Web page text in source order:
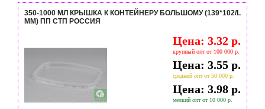
350-1000 МЛ КРЫШКА К КОНТЕЙНЕРУ БОЛЬШОМУ (139*102/L
ММ) ПП СТП РОССИЯ
Цена: 3.32 р.
крупный опт от 100 000 р.
Цена: 3.55 р.
средний опт от 50 000 р.
Цена: 3.98 р.
мелкий опт от 10 000 р.